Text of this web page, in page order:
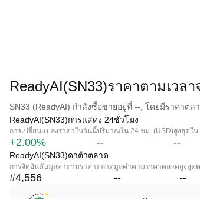
ReadyAI(SN33)ราคาตามเวลา
SN33 (ReadyAI) กำลังซื้อขายอยู่ที่ --, โดยมีราคาตลา
ReadyAI(SN33)การแสดง 24ชั่วโมง
การเปลี่ยนแปลงราคาในวันนี้
+2.00%
ปริมาณใน 24 ชม. (USD)
--
สูงสุดใ
--
ReadyAI(SN33)ดาต้าตลาด
การจัดอันดับมูลค่าตามราคาตลาด
#4,556
มูลค่าตามราคาตลาด
--
สูงสุด
--